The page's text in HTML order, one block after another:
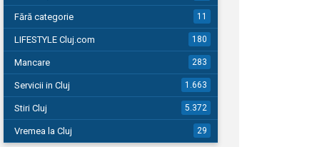
Fără categorie 11
LIFESTYLE Cluj.com 180
Mancare 283
Servicii in Cluj 1.663
Stiri Cluj 5.372
Vremea la Cluj 29